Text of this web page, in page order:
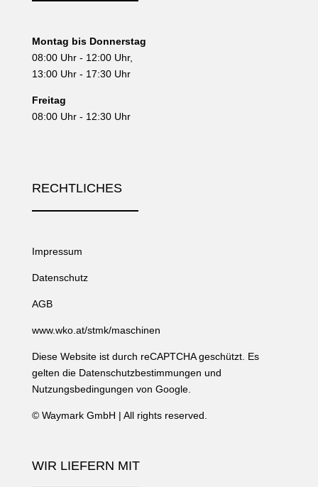
WIR LIEFERN MIT
Montag bis Donnerstag
08:00 Uhr - 12:00 Uhr,
13:00 Uhr - 17:30 Uhr
Freitag
08:00 Uhr - 12:30 Uhr
RECHTLICHES
Impressum
Datenschutz
AGB
www.wko.at/stmk/maschinen
Diese Website ist durch reCAPTCHA geschützt. Es
gelten die Datenschutzbestimmungen und
Nutzungsbedingungen von Google.
© Waymark GmbH | All rights reserved.